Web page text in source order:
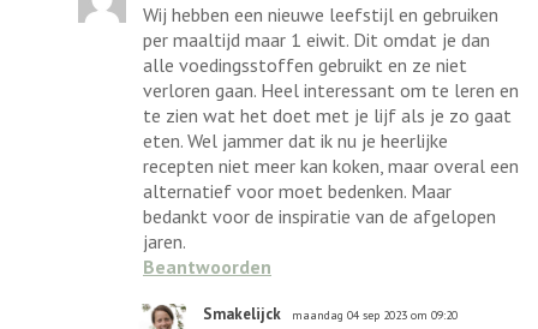
Wij hebben een nieuwe leefstijl en gebruiken
per maaltijd maar 1 eiwit. Dit omdat je dan
alle voedingsstoffen gebruikt en ze niet
verloren gaan. Heel interessant om te leren en
te zien wat het doet met je lijf als je zo gaat
eten. Wel jammer dat ik nu je heerlijke
recepten niet meer kan koken, maar overal een
alternatief voor moet bedenken. Maar
bedankt voor de inspiratie van de afgelopen
jaren.
Beantwoorden
Smakelijck maandag 04 sep 2023 om 09:20